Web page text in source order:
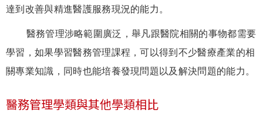
達到改善與精進醫護服務現況的能力。
醫務管理涉略範圍廣泛，舉凡跟醫院相關的事物都需要
學習，如果學習醫務管理課程，可以得到不少醫療產業的相
關專業知識，同時也能培養發現問題以及解決問題的能力。
醫務管理學類與其他學類相比